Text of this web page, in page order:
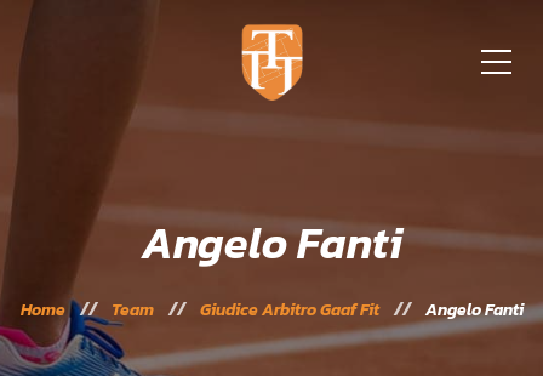
Angelo Fanti
Home Team Giudice Arbitro Gaaf Fit Angelo Fanti